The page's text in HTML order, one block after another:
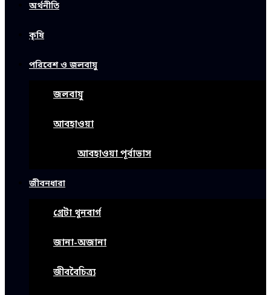
অর্থনীতি
কৃষি
পরিবেশ ও জলবায়ু
জলবায়ু
আবহাওয়া
আবহাওয়া পূর্বাভাস
জীবনধারা
গ্রেটা থুনবার্গ
জানা-অজানা
জীববৈচিত্র্য